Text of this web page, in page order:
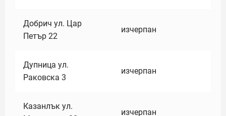
Добрич ул. Цар
Петър 22
изчерпан
Дупница ул.
Раковска 3
изчерпан
Казанлък ул.
изчерпан